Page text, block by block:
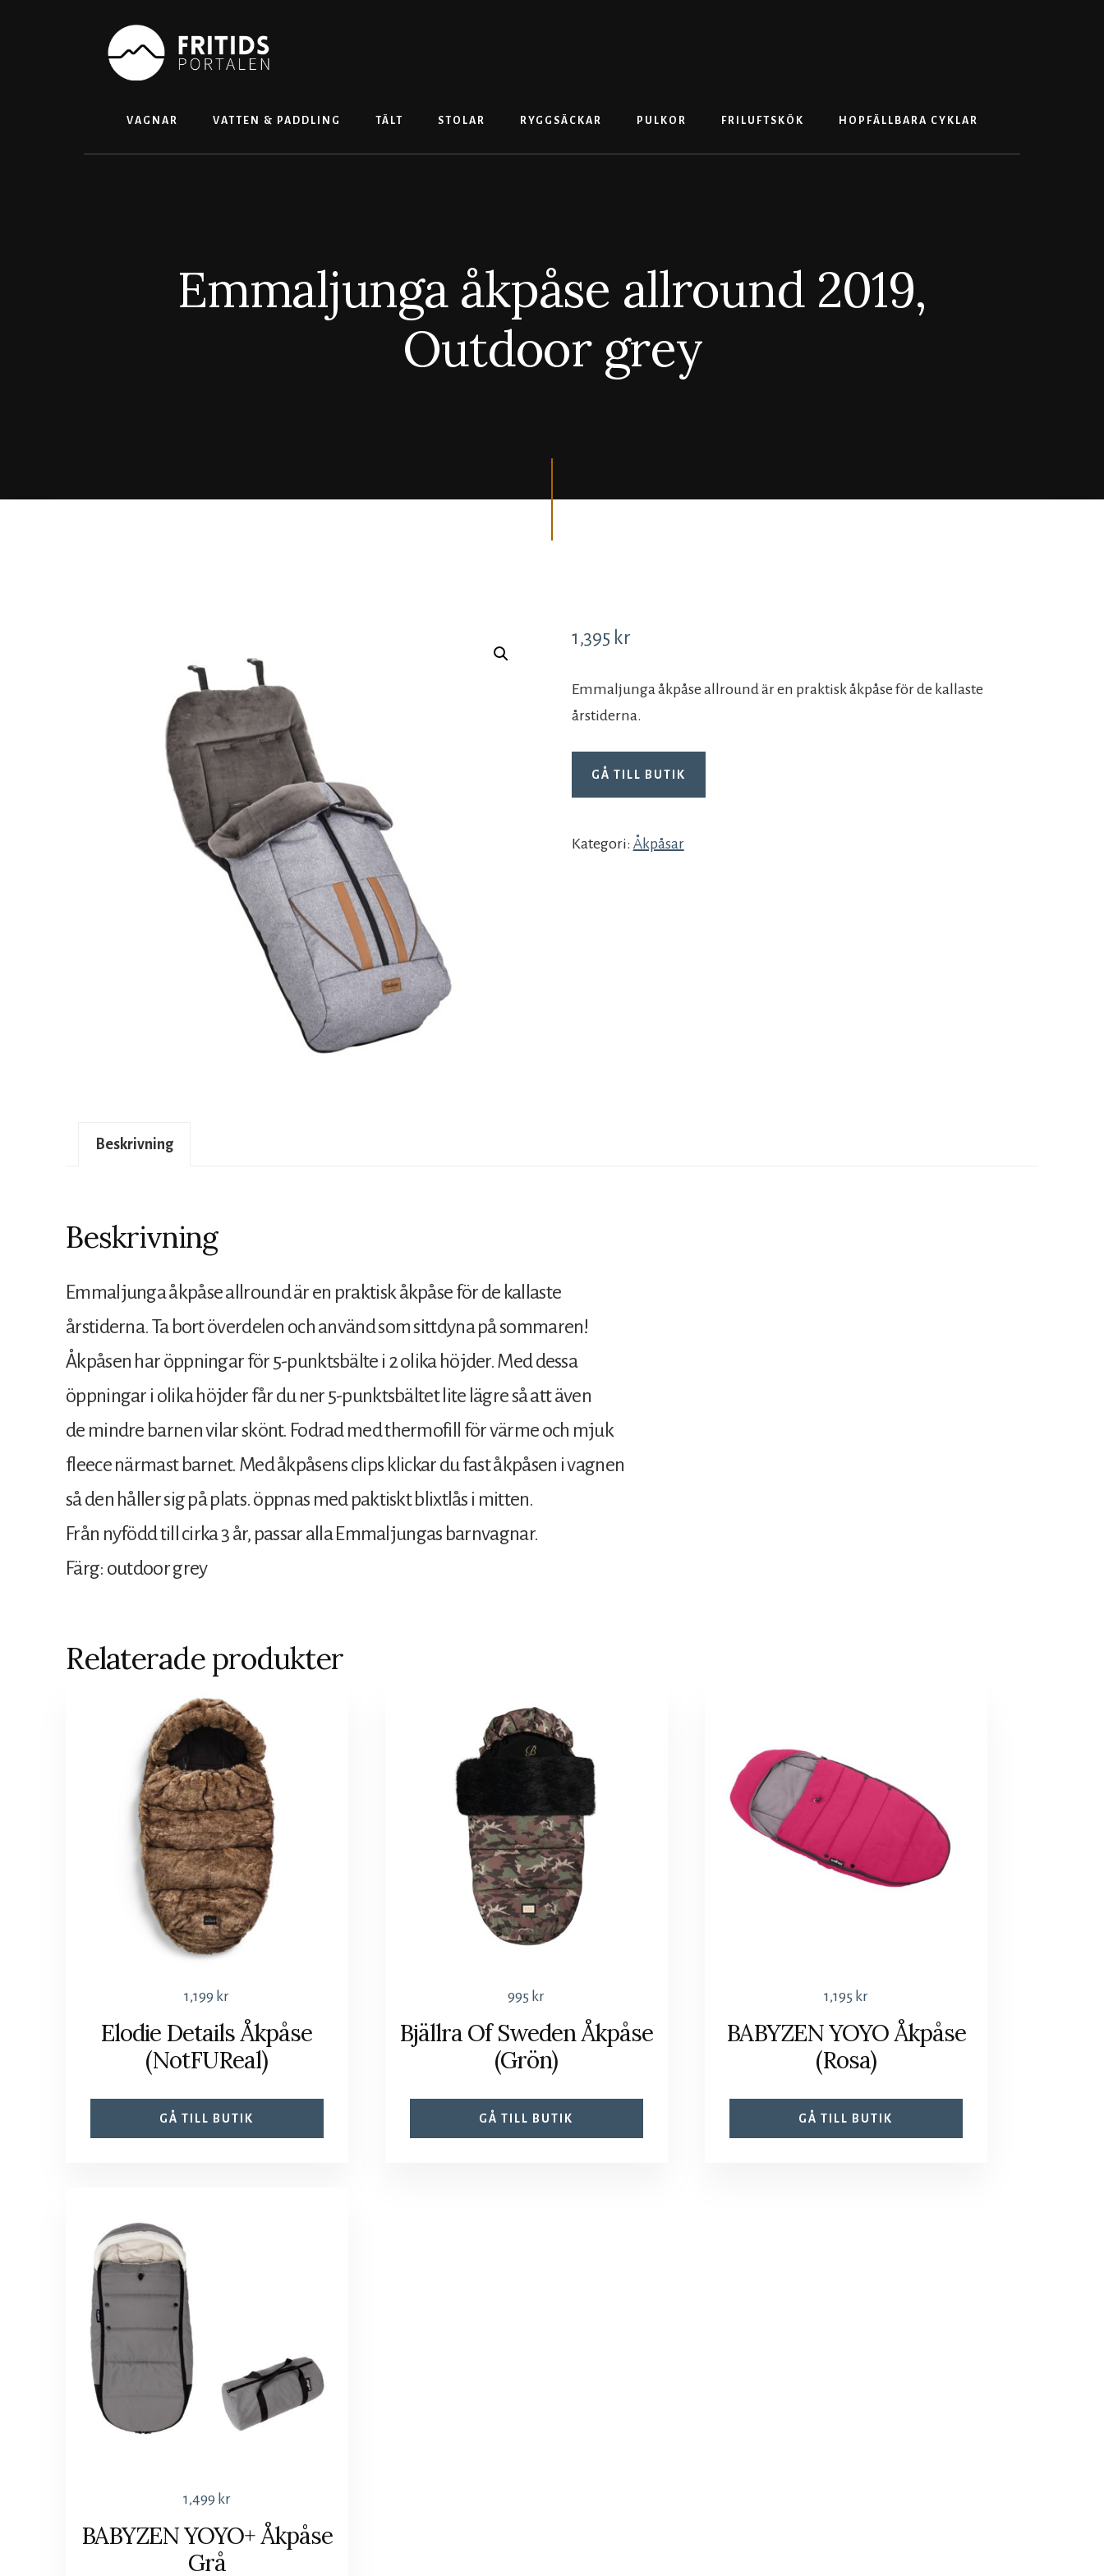
VAGNAR VATTEN & PADDLING TÄLT STOLAR RYGGSÄCKAR PULKOR FRILUFTSKÖK HOPFÄLLBARA CYKLAR
Emmaljunga åkpåse allround 2019,
Outdoor grey
1,395 kr
Emmaljunga åkpåse allround är en praktisk åkpåse för de kallaste
årstiderna.
GÅ TILL BUTIK
Kategori: Åkpåsar
Beskrivning
Beskrivning
Emmaljunga åkpåse allround är en praktisk åkpåse för de kallaste
årstiderna. Ta bort överdelen och använd som sittdyna på sommaren!
Åkpåsen har öppningar för 5-punktsbälte i 2 olika höjder. Med dessa
öppningar i olika höjder får du ner 5-punktsbältet lite lägre så att även
de mindre barnen vilar skönt. Fodrad med thermofill för värme och mjuk
fleece närmast barnet. Med åkpåsens clips klickar du fast åkpåsen i vagnen
så den håller sig på plats. öppnas med paktiskt blixtlås i mitten.
Från nyfödd till cirka 3 år, passar alla Emmaljungas barnvagnar.
Färg: outdoor grey
Relaterade produkter
1,199 kr
Elodie Details Åkpåse
(NotFUReal)
GÅ TILL BUTIK
995 kr
Bjällra Of Sweden Åkpåse
(Grön)
GÅ TILL BUTIK
1,195 kr
BABYZEN YOYO Åkpåse
(Rosa)
GÅ TILL BUTIK
1,499 kr
BABYZEN YOYO+ Åkpåse
Grå